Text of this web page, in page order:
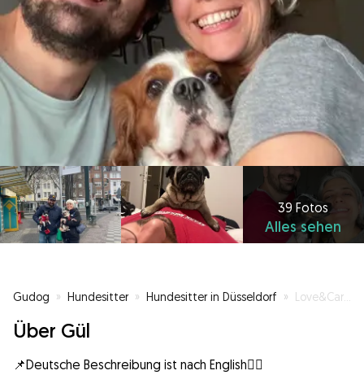
39 Fotos
Alles sehen
Gudog » Hundesitter » Hundesitter in Düsseldorf » Love&Care Dog Sitting:Treffe das tierliebende Paar🐶❣️
Über Gül
📌Deutsche Beschreibung ist nach English👇🏻